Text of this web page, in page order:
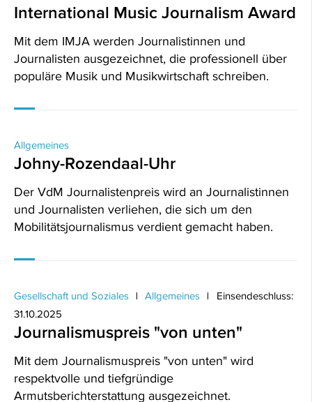
International Music Journalism Award
Mit dem IMJA werden Journalistinnen und
Journalisten ausgezeichnet, die professionell über
populäre Musik und Musikwirtschaft schreiben.
Allgemeines
Johny-Rozendaal-Uhr
Der VdM Journalistenpreis wird an Journalistinnen
und Journalisten verliehen, die sich um den
Mobilitätsjournalismus verdient gemacht haben.
Gesellschaft und Soziales Allgemeines
Einsendeschluss:
31.10.2025
Journalismuspreis "von unten"
Mit dem Journalismuspreis "von unten" wird
respektvolle und tiefgründige
Armutsberichterstattung ausgezeichnet.